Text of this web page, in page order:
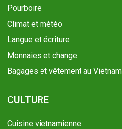
Pourboire
Climat et météo
Langue et écriture
Monnaies et change
Bagages et vêtement au Vietnam
CULTURE
Cuisine vietnamienne